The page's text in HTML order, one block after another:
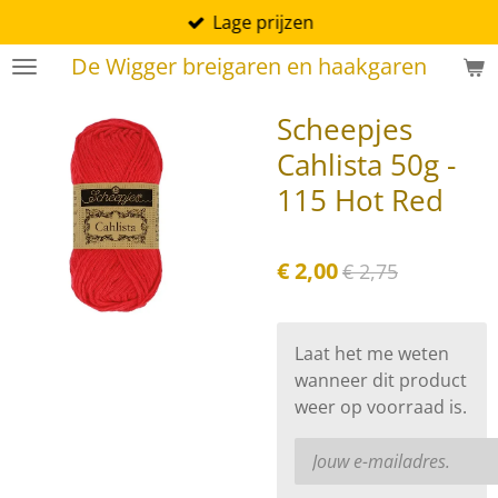
direct
naar
hoofdinhoud
De Wigger breigaren en haakgaren
Lage prijzen
Scheepjes
Cahlista 50g -
115 Hot Red
€ 2,00€ 2,75
Laat het me weten
wanneer dit product
weer op voorraad is.